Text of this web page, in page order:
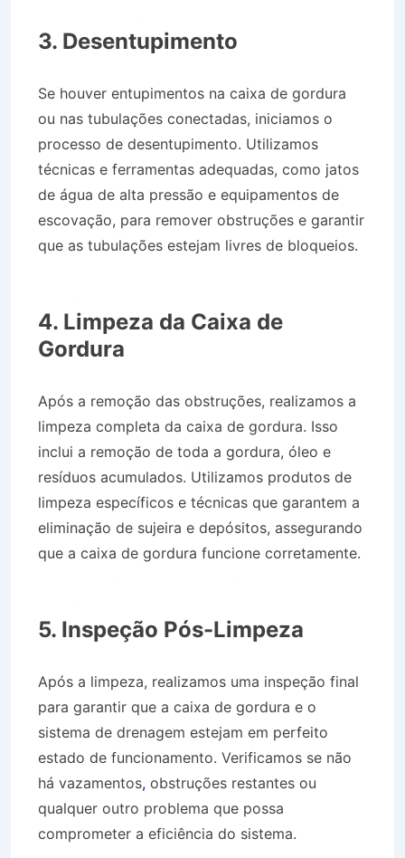
3. Desentupimento
Se houver entupimentos na caixa de gordura
ou nas tubulações conectadas, iniciamos o
processo de desentupimento. Utilizamos
técnicas e ferramentas adequadas, como jatos
de água de alta pressão e equipamentos de
escovação, para remover obstruções e garantir
que as tubulações estejam livres de bloqueios.
4. Limpeza da Caixa de
Gordura
Após a remoção das obstruções, realizamos a
limpeza completa da caixa de gordura. Isso
inclui a remoção de toda a gordura, óleo e
resíduos acumulados. Utilizamos produtos de
limpeza específicos e técnicas que garantem a
eliminação de sujeira e depósitos, assegurando
que a caixa de gordura funcione corretamente.
5. Inspeção Pós-Limpeza
Após a limpeza, realizamos uma inspeção final
para garantir que a caixa de gordura e o
sistema de drenagem estejam em perfeito
estado de funcionamento. Verificamos se não
há vazamentos, obstruções restantes ou
qualquer outro problema que possa
comprometer a eficiência do sistema.